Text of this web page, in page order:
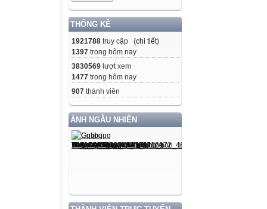
THỐNG KÊ
1921788 truy cập (chi tiết)
1397 trong hôm nay
3830569 lượt xem
1477 trong hôm nay
907 thành viên
ẢNH NGẪU NHIÊN